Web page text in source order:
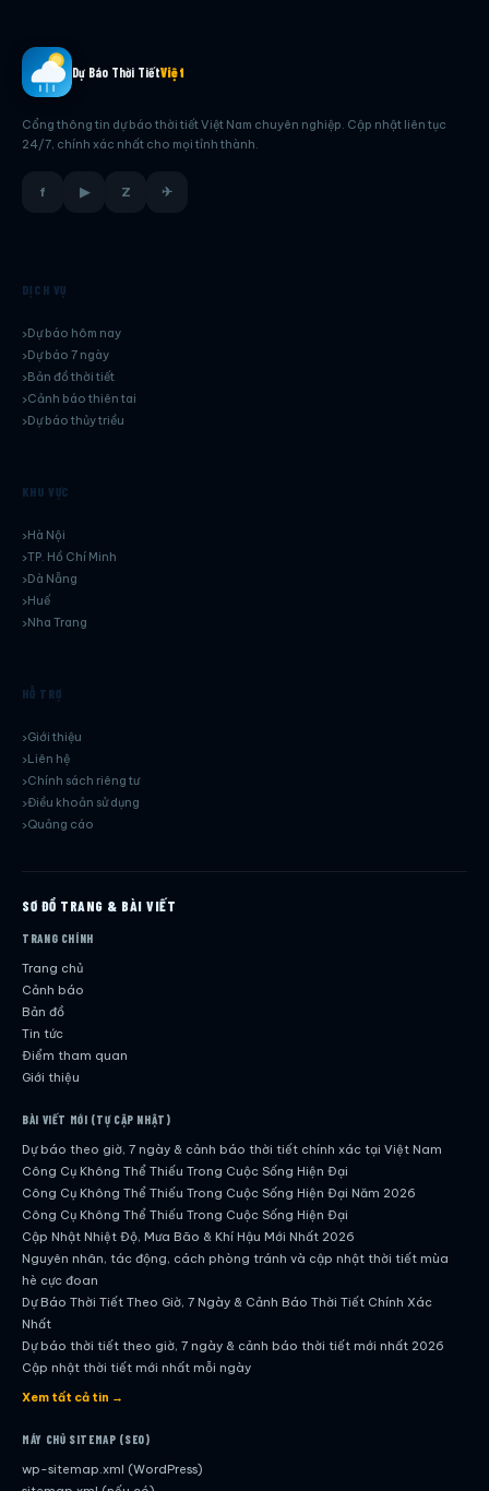
Dự Báo Thời TiếtViệt
Cổng thông tin dự báo thời tiết Việt Nam chuyên nghiệp. Cập nhật liên tục
24/7, chính xác nhất cho mọi tỉnh thành.
f ▶ Z ✈
DỊCH VỤ
Dự báo hôm nay
Dự báo 7 ngày
Bản đồ thời tiết
Cảnh báo thiên tai
Dự báo thủy triều
KHU VỰC
Hà Nội
TP. Hồ Chí Minh
Dà Nẵng
Huế
Nha Trang
HỖ TRỢ
Giới thiệu
Liên hệ
Chính sách riêng tư
Điều khoản sử dụng
Quảng cáo
SƠ ĐỒ TRANG & BÀI VIẾT
TRANG CHÍNH
Trang chủ
Cảnh báo
Bản đồ
Tin tức
Điểm tham quan
Giới thiệu
BÀI VIẾT MỚI (TỰ CẬP NHẬT)
Dự báo theo giờ, 7 ngày & cảnh báo thời tiết chính xác tại Việt Nam
Công Cụ Không Thể Thiếu Trong Cuộc Sống Hiện Đại
Công Cụ Không Thể Thiếu Trong Cuộc Sống Hiện Đại Năm 2026
Công Cụ Không Thể Thiếu Trong Cuộc Sống Hiện Đại
Cập Nhật Nhiệt Độ, Mưa Bão & Khí Hậu Mới Nhất 2026
Nguyên nhân, tác động, cách phòng tránh và cập nhật thời tiết mùa
hè cực đoan
Dự Báo Thời Tiết Theo Giờ, 7 Ngày & Cảnh Báo Thời Tiết Chính Xác
Nhất
Dự báo thời tiết theo giờ, 7 ngày & cảnh báo thời tiết mới nhất 2026
Cập nhật thời tiết mới nhất mỗi ngày
Hướng dẫn đầy đủ về dự báo thời tiết hiện đại
Dự Báo Thời Tiết Theo Giờ, 7 Ngày & Cảnh Báo Thời Tiết Chính Xác
Công Cụ Không Thể Thiếu Trong Cuộc Sống Hiện Đại
Xem tất cả tin →
MÁY CHỦ SITEMAP (SEO)
wp-sitemap.xml (WordPress)